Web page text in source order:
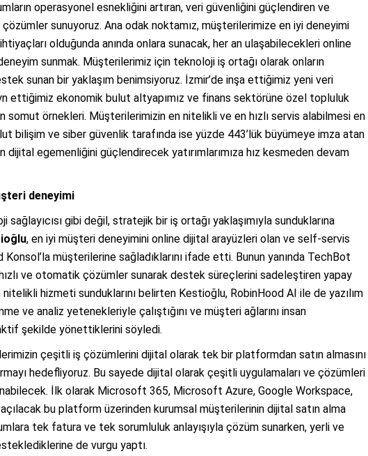
operasyonel esnekliğini artıran, veri güvenliğini güçlendiren ve
sunuyoruz. Ana odak noktamız, müşterilerimize en iyi deneyimi
olduğunda anında onlara sunacak, her an ulaşabilecekleri online
sunmak. Müşterilerimiz için teknoloji iş ortağı olarak onların
sunan bir yaklaşım benimsiyoruz. İzmir’de inşa ettiğimiz yeni veri
ettiğimiz ekonomik bulut altyapımız ve finans sektörüne özel topluluk
örnekleri. Müşterilerimizin en nitelikli ve en hızlı servis alabilmesi en
bilişim ve siber güvenlik tarafında ise yüzde 443’lük büyümeye imza atan
dijital egemenliğini güçlendirecek yatırımlarımıza hız kesmeden devam
deneyimi
gibi değil, stratejik bir iş ortağı yaklaşımıyla sunduklarına
, en iyi müşteri deneyimini online dijital arayüzleri olan ve self-servis
müşterilerine sağladıklarını ifade etti. Bunun yanında TechBot
ve otomatik çözümler sunarak destek süreçlerini sadeleştiren yapay
hizmeti sunduklarını belirten Kestioğlu, RobinHood AI ile de yazılım
ve analiz yetenekleriyle çalıştığını ve müşteri ağlarını insan
şekilde yönettiklerini söyledi.
çeşitli iş çözümlerini dijital olarak tek bir platformdan satın almasını
hedefliyoruz. Bu sayede dijital olarak çeşitli uygulamaları ve çözümleri
İlk olarak Microsoft 365, Microsoft Azure, Google Workspace,
bu platform üzerinden kurumsal müşterilerinin dijital satın alma
tek fatura ve tek sorumluluk anlayışıyla çözüm sunarken, yerli ve
de vurgu yaptı.